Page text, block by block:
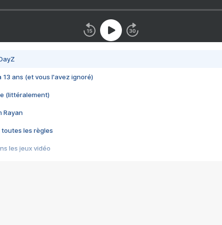
13 ans (et vous l'avez ignoré)
(littéralement)
Rayan
toutes les règles
les jeux vidéo